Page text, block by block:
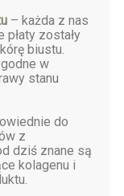
– każda z nas
płaty zostały
biustu.
w
stanu
do
z
dziś znane są
kolagenu i